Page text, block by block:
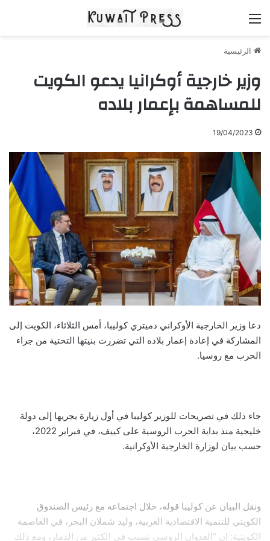
الرئيسية
وزير خارجية أوكرانيا يدعو الكويت
للمساهمة بإعمار بلاده
19/04/2023
دعا وزير الخارجية الأوكراني دميتري كوليبا، أمس الثلاثاء، الكويت إلى
المشاركة في إعادة إعمار بلاده التي تضررت بنيتها التحتية من جراء
الحرب مع روسيا.
جاء ذلك في تصريحات للوزير كوليبا في أول زيارة يجريها إلى دولة
خليجية منذ بداية الحرب الروسية على كييف، في فبراير 2022،
حسب بيان لوزارة الخارجية الأوكرانية.
ونقل البيان عن كوليبا قوله، خلال اجتماعه مع رئيس الصندوق
الكويتي للتنمية الاقتصادية العربية، وليد شملان البحر، في العاصمة
الكويتية: إن “العدوان الروسي تسبب في الكثير من الدمار، ومع ذلك